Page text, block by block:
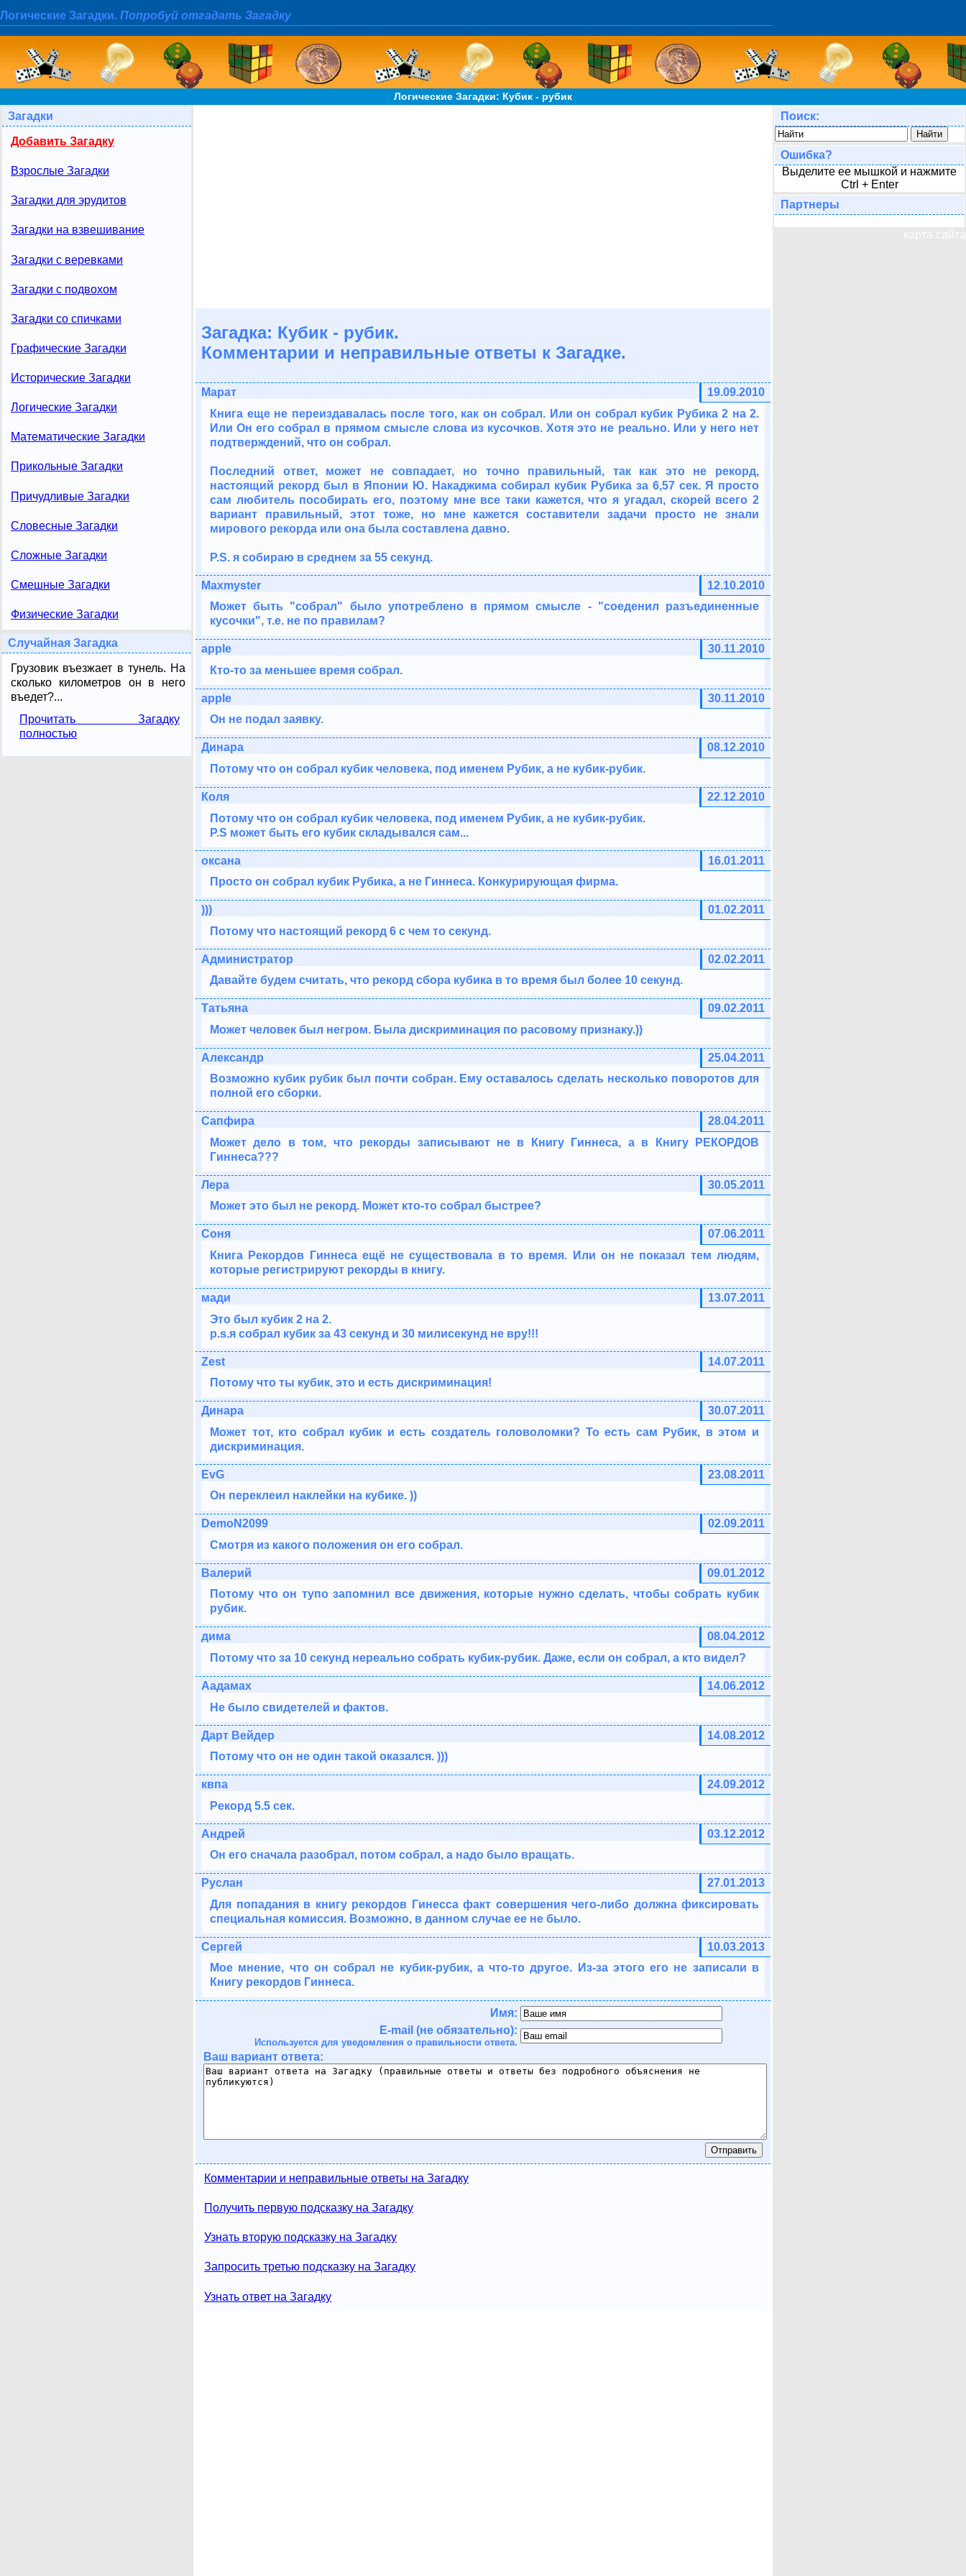
Логические Загадки. Попробуй отгадать Загадку
Логические Загадки: Кубик - рубик
Загадки
Добавить Загадку
Взрослые Загадки
Загадки для эрудитов
Загадки на взвешивание
Загадки с веревками
Загадки с подвохом
Загадки со спичками
Графические Загадки
Исторические Загадки
Логические Загадки
Математические Загадки
Прикольные Загадки
Причудливые Загадки
Словесные Загадки
Сложные Загадки
Смешные Загадки
Физические Загадки
Случайная Загадка
Грузовик въезжает в тунель. На
сколько километров он в него
въедет?...
Прочитать Загадку
полностью
Загадка: Кубик - рубик.
Комментарии и неправильные ответы к Загадке.
19.09.2010
Марат
Книга еще не переиздавалась после того, как он собрал. Или он собрал кубик Рубика 2 на 2.
Или Он его собрал в прямом смысле слова из кусочков. Хотя это не реально. Или у него нет
подтверждений, что он собрал.
Последний ответ, может не совпадает, но точно правильный, так как это не рекорд,
настоящий рекорд был в Японии Ю. Накаджима собирал кубик Рубика за 6,57 сек. Я просто
сам любитель пособирать его, поэтому мне все таки кажется, что я угадал, скорей всего 2
вариант правильный, этот тоже, но мне кажется составители задачи просто не знали
мирового рекорда или она была составлена давно.
P.S. я собираю в среднем за 55 секунд.
12.10.2010
Maxmyster
Может быть "собрал" было употреблено в прямом смысле - "соеденил разъединенные
кусочки", т.е. не по правилам?
30.11.2010
apple
Кто-то за меньшее время собрал.
30.11.2010
apple
Он не подал заявку.
08.12.2010
Динара
Потому что он собрал кубик человека, под именем Рубик, а не кубик-рубик.
22.12.2010
Коля
Потому что он собрал кубик человека, под именем Рубик, а не кубик-рубик.
P.S может быть его кубик складывался сам...
16.01.2011
оксана
Просто он собрал кубик Рубика, а не Гиннеса. Конкурирующая фирма.
01.02.2011
)))
Потому что настоящий рекорд 6 с чем то секунд.
02.02.2011
Администратор
Давайте будем считать, что рекорд сбора кубика в то время был более 10 секунд.
09.02.2011
Татьяна
Может человек был негром. Была дискриминация по расовому признаку.))
25.04.2011
Александр
Возможно кубик рубик был почти собран. Ему оставалось сделать несколько поворотов для
полной его сборки.
28.04.2011
Сапфира
Может дело в том, что рекорды записывают не в Книгу Гиннеса, а в Книгу РЕКОРДОВ
Гиннеса???
30.05.2011
Лера
Может это был не рекорд. Может кто-то собрал быстрее?
07.06.2011
Соня
Книга Рекордов Гиннеса ещё не существовала в то время. Или он не показал тем людям,
которые регистрируют рекорды в книгу.
13.07.2011
мади
Это был кубик 2 на 2.
p.s.я собрал кубик за 43 секунд и 30 милисекунд не вру!!!
14.07.2011
Zest
Потому что ты кубик, это и есть дискриминация!
30.07.2011
Динара
Может тот, кто собрал кубик и есть создатель головоломки? То есть сам Рубик, в этом и
дискриминация.
23.08.2011
EvG
Он переклеил наклейки на кубике. ))
02.09.2011
DemoN2099
Смотря из какого положения он его собрал.
09.01.2012
Валерий
Потому что он тупо запомнил все движения, которые нужно сделать, чтобы собрать кубик
рубик.
08.04.2012
дима
Потому что за 10 секунд нереально собрать кубик-рубик. Даже, если он собрал, а кто видел?
14.06.2012
Аадамах
Не было свидетелей и фактов.
14.08.2012
Дарт Вейдер
Потому что он не один такой оказался. )))
24.09.2012
квпа
Рекорд 5.5 сек.
03.12.2012
Андрей
Он его сначала разобрал, потом собрал, а надо было вращать.
27.01.2013
Руслан
Для попадания в книгу рекордов Гинесса факт совершения чего-либо должна фиксировать
специальная комиссия. Возможно, в данном случае ее не было.
10.03.2013
Сергей
Мое мнение, что он собрал не кубик-рубик, а что-то другое. Из-за этого его не записали в
Книгу рекордов Гиннеса.
Имя:
E-mail (не обязательно):
Используется для уведомления о правильности ответа.
Ваш вариант ответа:
Комментарии и неправильные ответы на Загадку
Получить первую подсказку на Загадку
Узнать вторую подсказку на Загадку
Запросить третью подсказку на Загадку
Узнать ответ на Загадку
Поиск:
Ошибка?
Выделите ее мышкой и нажмите
Ctrl + Enter
Партнеры